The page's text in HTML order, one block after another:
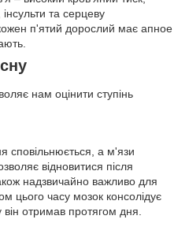
та серцеву
п'ятий дорослий має апное
нам оцінити ступінь
сповільнюється, а м'язи
відновитися після
надзвичайно важливо для
цього часу мозок консолідує
отримав протягом дня.